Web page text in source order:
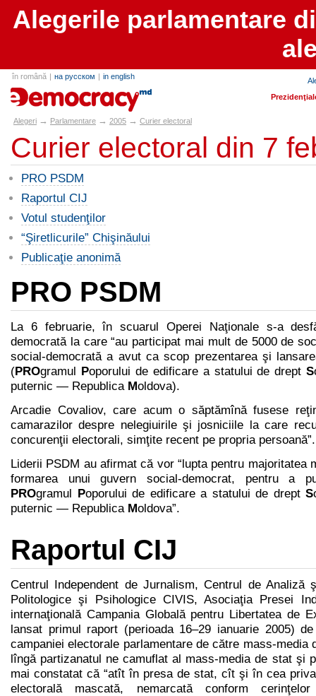
Alegerile parlamentare
în română | на русском | in english
alegeri.md
Alegeri → Parlamentare → 2005 → Curier electoral
Curier electoral din 7
PRO PSDM
Raportul CIJ
Votul studenţilor
“Şiretlicurile” Chişinăului
Publicaţie anonimă
PRO PSDM
La 6 februarie, în scuarul Operei Naţionale s-a
democrată la care “au participat mai mult de 5000 de
social-democrată a avut ca scop prezentarea şi
(PROgramul Poporului de edificare a statului de dreptS
puternic — Republica Moldova).
Arcadie Covaliov, care acum o săptămînă fusese
camarazilor despre nelegiuirile şi josniciile la care
concurenţii electorali, simţite recent pe propria persoană”.
Liderii PSDM au afirmat că vor “lupta pentru majoritatea
formarea unui guvern social-democrat, pentru a
PROgramul Poporului de edificare a statului de drept S
puternic — Republica Moldova”.
Raportul CIJ
Centrul Independent de Jurnalism, Centrul de Analiză
Politologice şi Psihologice CIVIS, Asociaţia Presei
internaţională Campania Globală pentru Libertatea de
lansat primul raport (perioada 16–29 ianuarie 2005)
campaniei electorale parlamentare de către mass-media
lîngă partizanatul ne camuflat al mass-media de stat şi
mai constatat că “atît în presa de stat, cît şi în cea
electorală mascată, nemarcată conform cerinţelor